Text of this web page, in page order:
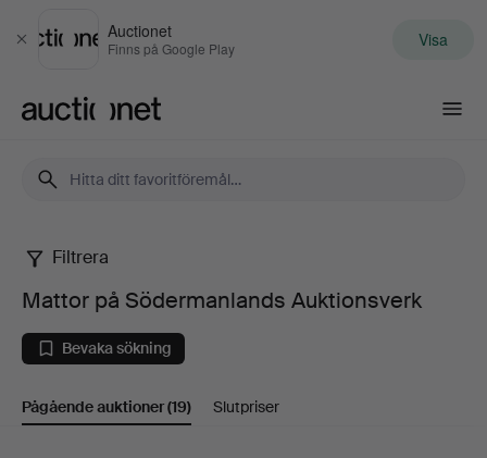
Stäng
Auctionet
Finns på Google Play Visa
Mattor
på
Södermanlands
Auktionsverk
Filtrera
Mattor på Södermanlands Auktionsverk
Bevaka sökning
Pågående auktioner(19) Slutpriser